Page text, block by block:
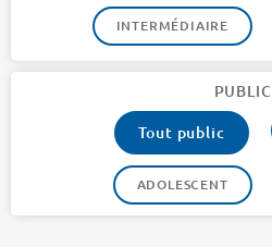
INTERMÉDIAIRE
PUBLIC
Tout public
ADOLESCENT